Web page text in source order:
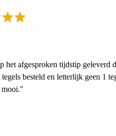
het afgesproken tijdstip geleverd
besteld en letterlijk geen 1
mooi."